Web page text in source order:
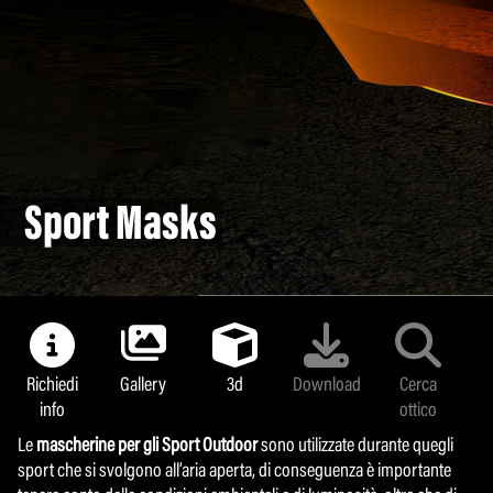
Sport Masks
Richiedi
info
Gallery 3d Download
Cerca
ottico
Lemascherine per gli Sport Outdoorsono utilizzate durante quegli
sport che si svolgono all’aria aperta, di conseguenza è importante
Sport Masks
Richiedi
info
Gallery 3d Download
Cerca
ottico
Lemascherine per gli Sport Outdoorsono utilizzate durante quegli
sport che si svolgono all’aria aperta, di conseguenza è importante